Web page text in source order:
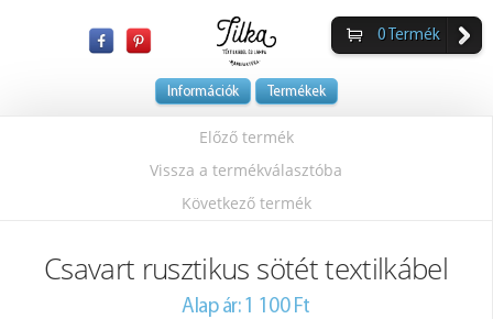
Információk Termékek
0 Termék
Előző termék
Vissza a termékválasztóba
Következő termék
Csavart rusztikus sötét textilkábel
Alap ár: 1 100 Ft